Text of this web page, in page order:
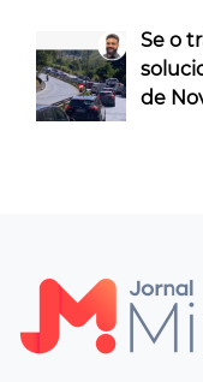
Se o
de